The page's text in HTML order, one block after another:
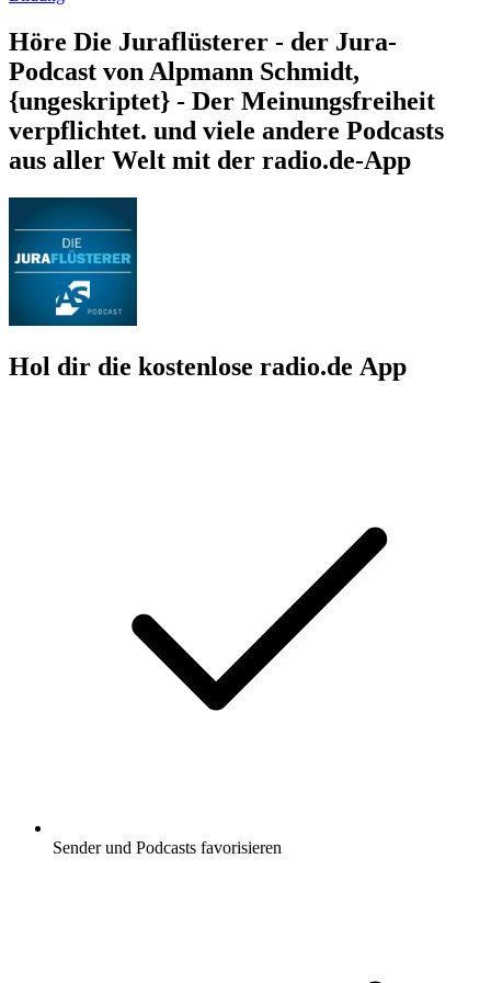
Höre Die Juraflüsterer - der Jura-
Podcast von Alpmann Schmidt,
{ungeskriptet} - Der Meinungsfreiheit
verpflichtet. und viele andere Podcasts
aus aller Welt mit der radio.de-App
Hol dir die kostenlose radio.de App
Sender und Podcasts favorisieren